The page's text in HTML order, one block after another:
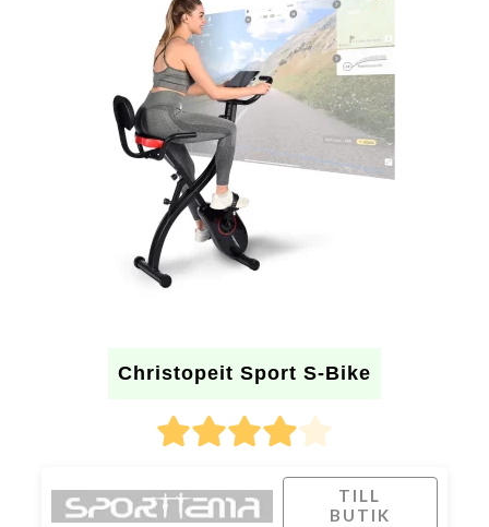
Christopeit Sport S-Bike
TILL
BUTIK